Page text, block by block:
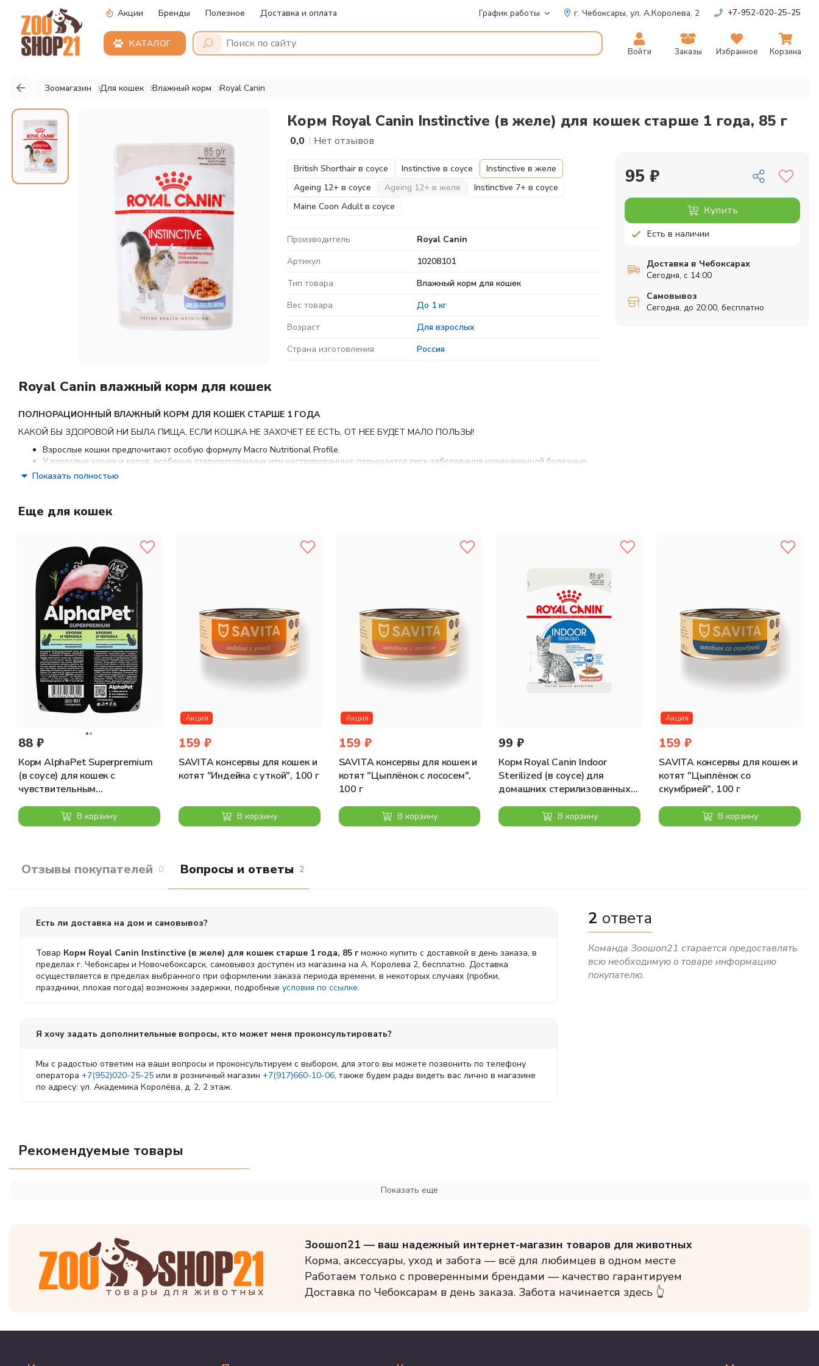
Акции Бренды Полезное Доставка и оплата График работы г. Чебоксары, ул. А.Королева, 2 +7-952-020-25-25
КАТАЛОГ
Войти Заказы Избранное Корзина
Зоомагазин Для кошек Влажный корм Royal Canin
Корм Royal Canin Instinctive (в желе) для кошек старше 1 года, 85 г
0,0 | Нет отзывов
British Shorthair в соусе Instinctive в соусе
Instinctive в желе
Ageing 12+ в соусе
Ageing 12+ в желе
Instinctive 7+ в соусе
Maine Coon Adult в соусе
Производитель
Royal Canin
Артикул
10208101
Тип товара
Влажный корм для кошек
Вес товара
До 1 кг
Возраст
Для взрослых
Страна изготовления
Россия
95 ₽
Купить
Есть в наличии
Доставка в Чебоксарах
Сегодня, с 14:00
Самовывоз
Сегодня, до 20:00, бесплатно
Royal Canin влажный корм для кошек
ПОЛНОРАЦИОННЫЙ ВЛАЖНЫЙ КОРМ ДЛЯ КОШЕК СТАРШЕ 1 ГОДА
КАКОЙ БЫ ЗДОРОВОЙ НИ БЫЛА ПИЩА, ЕСЛИ КОШКА НЕ ЗАХОЧЕТ ЕЕ ЕСТЬ, ОТ НЕЕ БУДЕТ МАЛО ПОЛЬЗЫ!
Взрослые кошки предпочитают особую формулу Macro Nutritional Profile.
У взрослых кошек и котов, особенно стерилизованных или кастрированных, повышается риск заболевания мочекаменной болезнью.
Их рацион должен содержать питательные вещества, необходимые для поддержания их жизненной энергии, и в то же время способствовать сохранению идеального веса.
Мясо и мясные субпродукты, экстракты белков растительного происхождения, субпродукты растительного происхождения, масла и жиры, минеральные вещества, источники углеводов.
ДОБАВКИ (В 1 КГ)
Питательные добавки: Витамин D3: 100 МЕ, Железо: 4 мг, Йод: 0,3 мг, Медь: 2,5 мг, Марганец: 1,2 мг, Цинк: 12 мг.
СОДЕРЖАНИЕ ПИТАТЕЛЬНЫХ ВЕЩЕСТВ
Белки: 11,8 % - Жиры: 4,5 % - Минеральные вещества: 1,5 % - Клетчатка общая: 0,8 %
Показать полностью
Еще для кошек
88 ₽
Корм AlphaPet Superpremium
(в соусе) для кошек с
чувствительным
черникой, 80 гВ корзину
Акция
159 ₽
SAVITA консервы для кошек и
котят "Индейка с уткой", 100 г
В корзину
Акция
159 ₽
SAVITA консервы для кошек и
котят "Цыплёнок с лососем",
100 г
В корзину
99 ₽
Корм Royal Canin Indoor
Sterilized (в соусе) для
домашних стерилизованных
В корзину
Акция
159 ₽
SAVITA консервы для кошек и
котят "Цыплёнок со
скумбрией", 100 г
В корзину
Отзывы покупателей 0 Вопросы и ответы 2
Есть ли доставка на дом и самовывоз?
Товар Корм Royal Canin Instinctive (в желе) для кошек старше 1 года, 85 гможно купить с доставкой в день заказа, в
пределах г. Чебоксары и Новочебоксарск, самовывоз доступен из магазина на А. Королева 2, бесплатно. Доставка
осуществляется в пределах выбранного при оформлении заказа периода времени, в некоторых случаях (пробки,
праздники, плохая погода) возможны задержки, подробные условия по ссылке.
Я хочу задать дополнительные вопросы, кто может меня проконсультировать?
Мы с радостью ответим на ваши вопросы и проконсультируем с выбором, для этого вы можете позвонить по телефону
оператора +7(952)020-25-25 или в розничный магазин +7(917)660-10-06, также будем рады видеть вас лично в магазине
по адресу: ул. Академика Королёва, д. 2, 2 этаж.
2 ответа
Команда Зоошоп21 старается предоставлять
всю необходимую о товаре информацию
покупателю.
Рекомендуемые товары
Показать еще
Зоошоп21 — ваш надежный интернет-магазин товаров для животных
Корма, аксессуары, уход и забота — всё для любимцев в одном месте
Работаем только с проверенными брендами — качество гарантируем
Доставка по Чебоксарам в день заказа. Забота начинается здесь 👆